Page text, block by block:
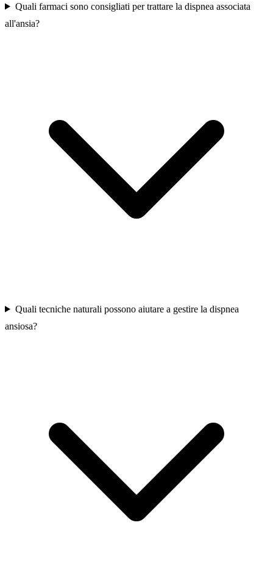
Quali farmaci sono consigliati per trattare la dispnea associata
all'ansia?
Quali tecniche naturali possono aiutare a gestire la dispnea
ansiosa?